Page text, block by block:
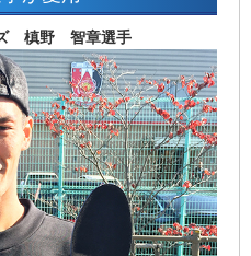
槙野 智章選手